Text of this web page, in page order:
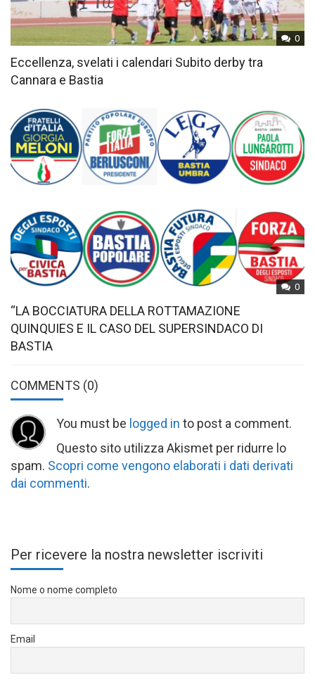
0
Eccellenza, svelati i calendari Subito derby tra
Cannara e Bastia
0
“LA BOCCIATURA DELLA ROTTAMAZIONE
QUINQUIES E IL CASO DEL SUPERSINDACO DI
BASTIA
COMMENTS (0)
You must be logged in to post a comment.
Questo sito utilizza Akismet per ridurre lo
spam. Scopri come vengono elaborati i dati derivati
dai commenti.
Per ricevere la nostra newsletter iscriviti
Nome o nome completo
Email